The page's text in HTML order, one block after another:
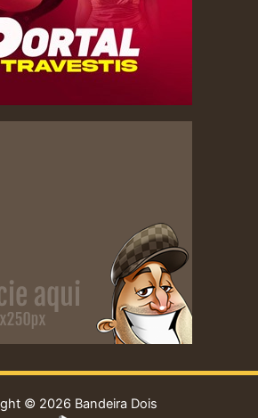
© 2026 Bandeira Dois